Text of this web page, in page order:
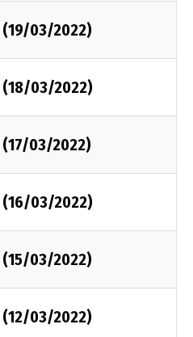
03/2022)
(18/03/2022)
03/2022)
(16/03/2022)
03/2022)
03/2022)